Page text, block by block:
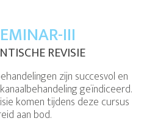
III
REVISIE
zijn succesvol en
geïndiceerd.
komen tijdens deze cursus
aan bod.